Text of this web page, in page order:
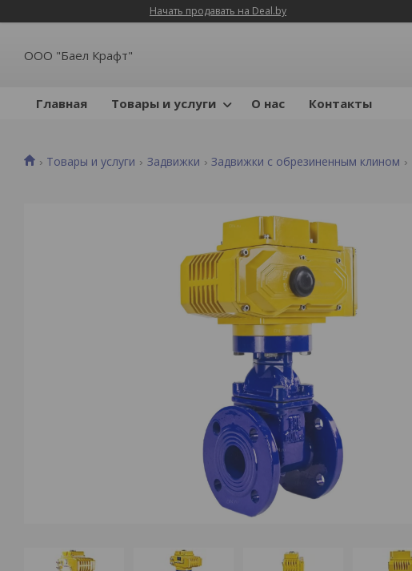
Начать продавать на Deal.by
ООО "Баел Крафт"
Главная Товары и услуги О нас Контакты
Товары и услуги Задвижки Задвижки с обрезиненным клином